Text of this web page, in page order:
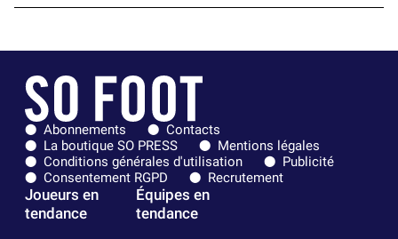
Abonnements
Contacts
La boutique SO PRESS
Mentions légales
Conditions générales d'utilisation
Publicité
Consentement RGPD
Recrutement
Joueurs en
tendance
Équipes en
tendance